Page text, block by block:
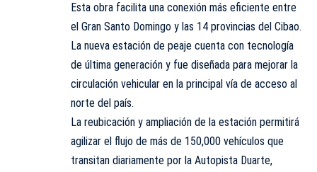
Esta obra facilita una conexión más eficiente entre
el Gran Santo Domingo y las 14 provincias del Cibao.
La nueva estación de peaje cuenta con tecnología
de última generación y fue diseñada para mejorar la
circulación vehicular en la principal vía de acceso al
norte del país.
La reubicación y ampliación de la estación permitirá
agilizar el flujo de más de 150,000 vehículos que
transitan diariamente por la Autopista Duarte,